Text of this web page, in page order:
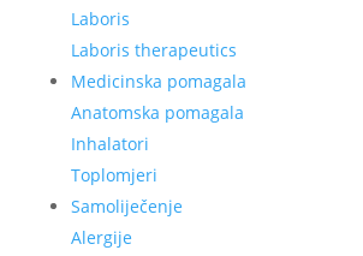
Laboris
Laboris therapeutics
Medicinska pomagala
Anatomska pomagala
Inhalatori
Toplomjeri
Samoliječenje
Alergije